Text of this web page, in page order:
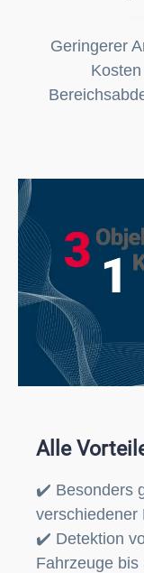
Geringerer
Alle
✔️ Besonders
verschiedener
✔️ Detektion
Fahrzeuge